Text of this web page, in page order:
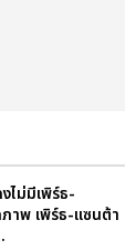
ไม่มีเพิร์ธ-
าพ เพิร์ธ-แซนต้า